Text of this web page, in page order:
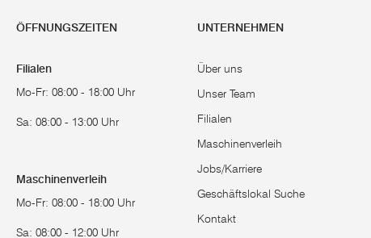
ÖFFNUNGSZEITEN
Filialen
Mo-Fr: 08:00 - 18:00 Uhr
Sa: 08:00 - 13:00 Uhr
Maschinenverleih
Mo-Fr: 08:00 - 18:00 Uhr
Sa: 08:00 - 12:00 Uhr
UNTERNEHMEN
Über uns
Unser Team
Filialen
Maschinenverleih
Jobs/Karriere
Geschäftslokal Suche
Kontakt